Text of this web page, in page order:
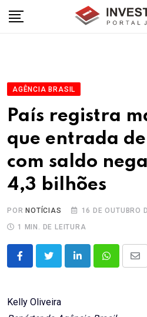
AGÊNCIA BRASIL
País registra
que entrada
com saldo
4,3 bilhões
POR NOTÍCIAS
16 DE OUTUBRO
1 MIN. DE LEITURA
LinkedInWhatsapp
Kelly Oliveira